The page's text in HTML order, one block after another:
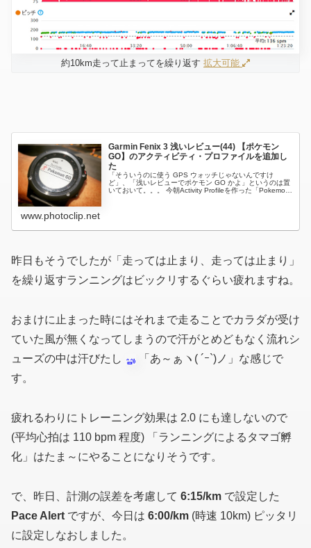
約10km走って止まってを繰り返す 拡大可能
Garmin Fenix 3 浅いレビュー(44) 【ポケモン
GO】のアクティビティ・プロファイルを追加し
た
「そういうのに使う GPS ウォッチじゃないんですけ
ど」、「浅いレビューでポケモン GO かよ」というのは置
いておいて。。。 今朝Activity Profileを作った「Pokemon
www.photoclip.net
昨日もそうでしたが「走っては止まり、走っては止まり」
を繰り返すランニングはビックリするぐらい疲れますね。
おまけに止まった時にはそれまで走ることでカラダが受け
ていた風が無くなってしまうので汗がとめどもなく流れシ
ューズの中は汗びたし
「あ～ぁヽ( ´ｰ`)ノ」な感じで
す。
疲れるわりにトレーニング効果は 2.0 にも達しないので
(平均心拍は 110 bpm 程度) 「ランニングによるタマゴ孵
化」はたま～にやることになりそうです。
で、昨日、計測の誤差を考慮して 6:15/km で設定した
Pace Alert ですが、今日は 6:00/km (時速 10km) ピッタリ
に設定しなおしました。